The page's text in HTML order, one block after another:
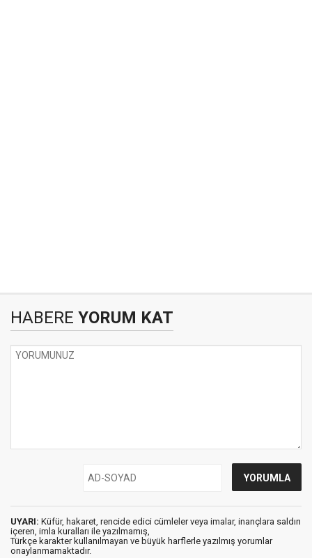
HABERE YORUM KAT
UYARI: Küfür, hakaret, rencide edici cümleler veya imalar, inançlara saldırı
içeren, imla kuralları ile yazılmamış,
Türkçe karakter kullanılmayan ve büyük harflerle yazılmış yorumlar
onaylanmamaktadır.